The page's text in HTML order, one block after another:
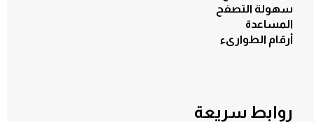
سهولة التصفح
المساعدة
أرقام الطوارىء
روابط سريعة